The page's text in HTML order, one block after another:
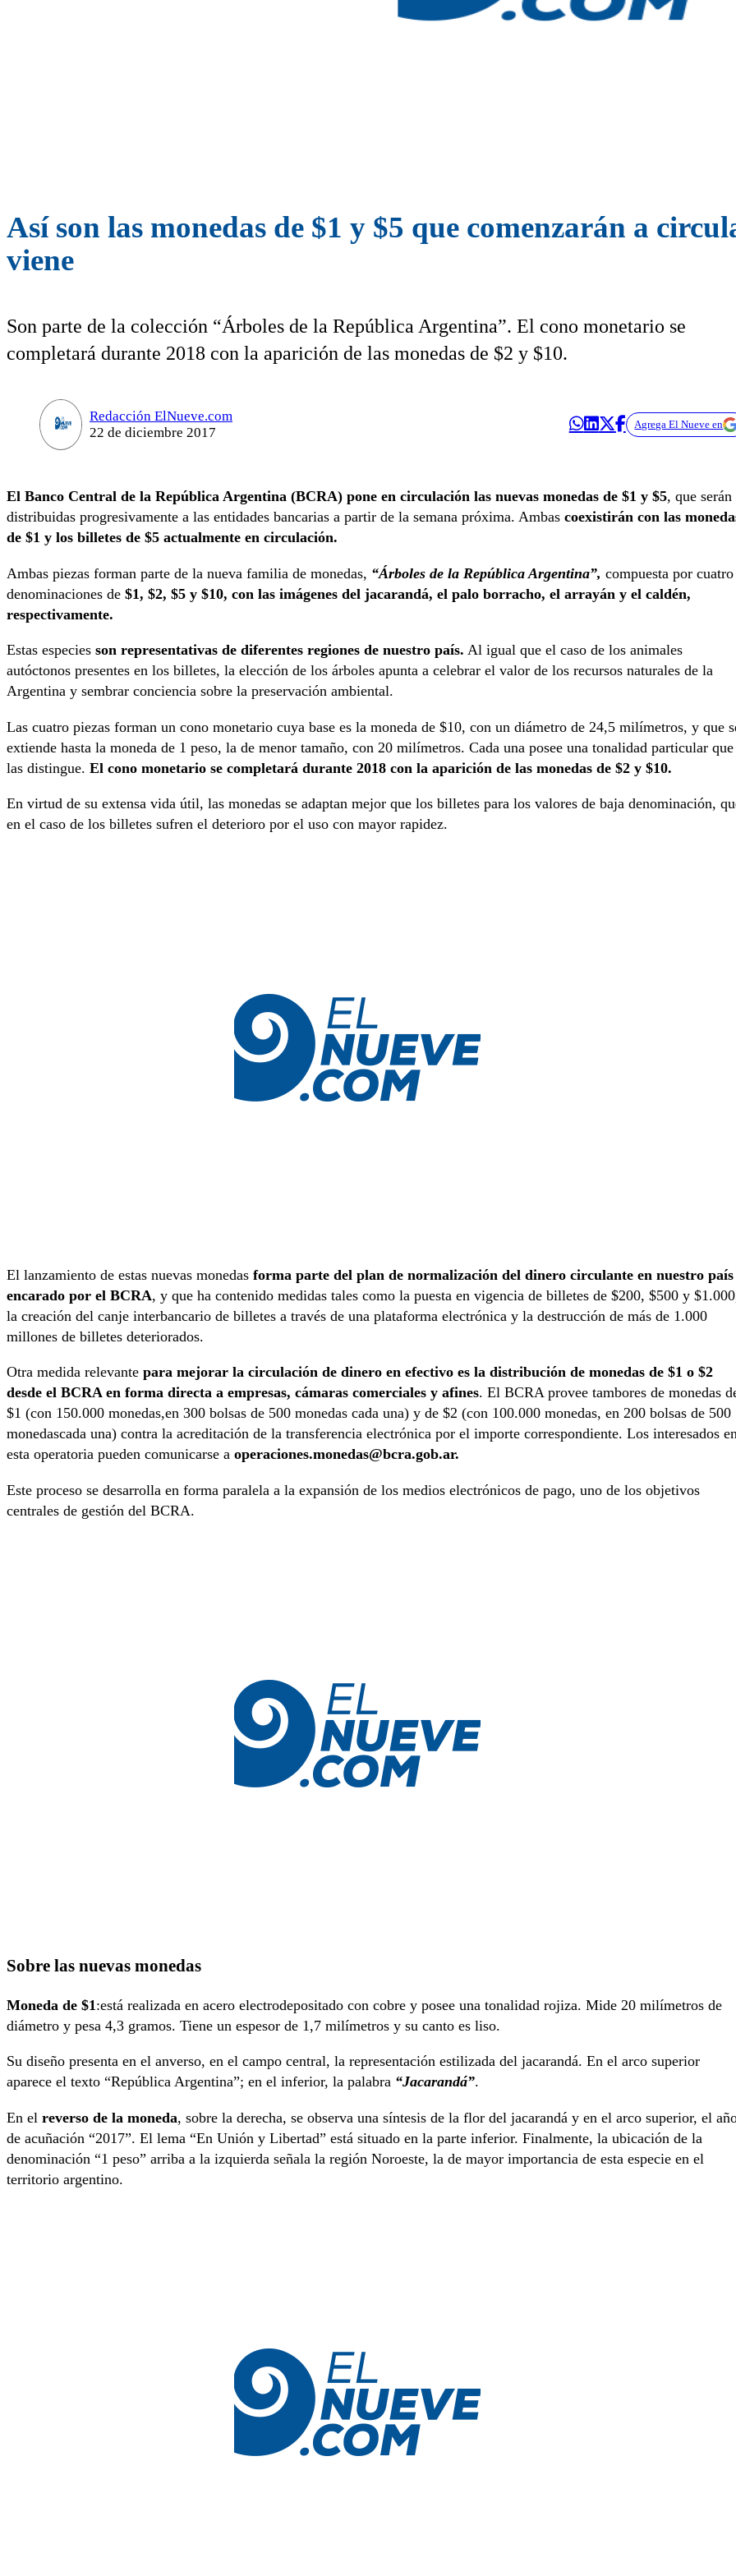
Así son las monedas de $1 y $5 que comenzarán a
viene
Son parte de la colección “Árboles de la República Argentina”. El cono monetario se
completará durante 2018 con la aparición de las monedas de $2 y $10.
Redacción ElNueve.com
22 de diciembre 2017
Agrega El Nueve en
El Banco Central de la República Argentina (BCRA) pone en circulación las nuevas monedas de $1 y $5, que serán
distribuidas progresivamente a las entidades bancarias a partir de la semana próxima. Ambas coexistirán con las
de $1 y los billetes de $5 actualmente en circulación.
Ambas piezas forman parte de la nueva familia de monedas, “Árboles de la República Argentina”, compuesta por cuatro
denominaciones de $1, $2, $5 y $10, con las imágenes del jacarandá, el palo borracho, el arrayán y el caldén,
respectivamente.
Estas especies son representativas de diferentes regiones de nuestro país. Al igual que el caso de los animales
autóctonos presentes en los billetes, la elección de los árboles apunta a celebrar el valor de los recursos naturales de la
Argentina y sembrar conciencia sobre la preservación ambiental.
Las cuatro piezas forman un cono monetario cuya base es la moneda de $10, con un diámetro de 24,5 milímetros, y que
extiende hasta la moneda de 1 peso, la de menor tamaño, con 20 milímetros. Cada una posee una tonalidad particular que
las distingue. El cono monetario se completará durante 2018 con la aparición de las monedas de $2 y $10.
En virtud de su extensa vida útil, las monedas se adaptan mejor que los billetes para los valores de baja denominación,
en el caso de los billetes sufren el deterioro por el uso con mayor rapidez.
El lanzamiento de estas nuevas monedas forma parte del plan de normalización del dinero circulante en nuestro país
encarado por el BCRA, y que ha contenido medidas tales como la puesta en vigencia de billetes de $200, $500 y
la creación del canje interbancario de billetes a través de una plataforma electrónica y la destrucción de más de 1.000
millones de billetes deteriorados.
Otra medida relevante para mejorar la circulación de dinero en efectivo es la distribución de monedas de $1 o $2
desde el BCRA en forma directa a empresas, cámaras comerciales y afines. El BCRA provee tambores de monedas
$1 (con 150.000 monedas,en 300 bolsas de 500 monedas cada una) y de $2 (con 100.000 monedas, en 200 bolsas de 500
monedascada una) contra la acreditación de la transferencia electrónica por el importe correspondiente. Los interesados
esta operatoria pueden comunicarse a operaciones.monedas@bcra.gob.ar.
Este proceso se desarrolla en forma paralela a la expansión de los medios electrónicos de pago, uno de los objetivos
centrales de gestión del BCRA.
Sobre las nuevas monedas
Moneda de $1 :está realizada en acero electrodepositado con cobre y posee una tonalidad rojiza. Mide 20 milímetros de
diámetro y pesa 4,3 gramos. Tiene un espesor de 1,7 milímetros y su canto es liso.
Su diseño presenta en el anverso, en el campo central, la representación estilizada del jacarandá. En el arco superior
aparece el texto “República Argentina”; en el inferior, la palabra “Jacarandá”.
En el reverso de la moneda, sobre la derecha, se observa una síntesis de la flor del jacarandá y en el arco superior, el
de acuñación “2017”. El lema “En Unión y Libertad” está situado en la parte inferior. Finalmente, la ubicación de la
denominación “1 peso” arriba a la izquierda señala la región Noroeste, la de mayor importancia de esta especie en el
territorio argentino.